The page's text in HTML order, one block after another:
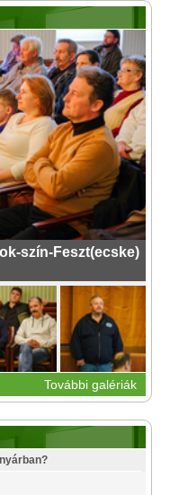
szín-Feszt(ecske)
További galériák